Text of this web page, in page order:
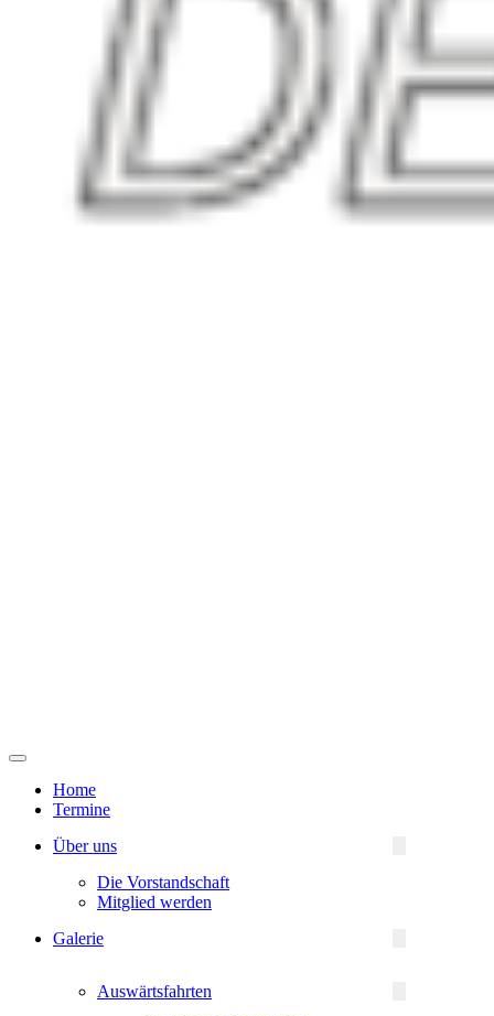
Navigationsmenü
Home
Termine
Über uns
Die Vorstandschaft
Mitglied werden
Galerie
Auswärtsfahrten